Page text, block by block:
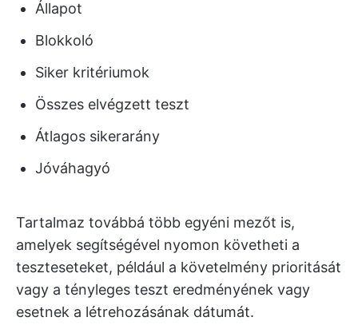
Állapot
Blokkoló
Siker kritériumok
Összes elvégzett teszt
Átlagos sikerarány
Jóváhagyó
Tartalmaz továbbá több egyéni mezőt is,
amelyek segítségével nyomon követheti a
teszteseteket, például a követelmény prioritását
vagy a tényleges teszt eredményének vagy
esetnek a létrehozásának dátumát.